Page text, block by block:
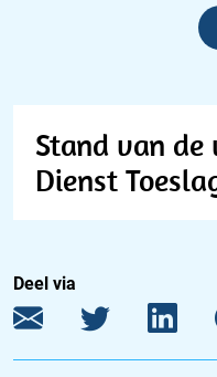
Stand van
Dienst
Deel via